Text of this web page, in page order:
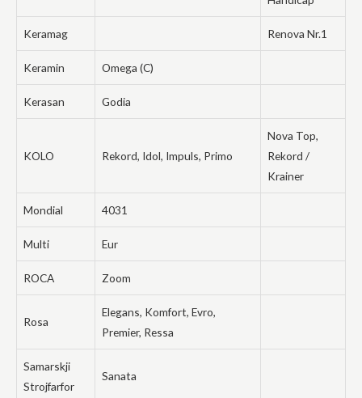
Keramag Renova Nr.1
Keramin Omega (C)
Kerasan Godia
KOLO Rekord, Idol, Impuls, Primo
Nova Top,
Rekord /
Krainer
Mondial 4031
Multi Eur
ROCA Zoom
Rosa
Elegans, Komfort, Evro,
Premier, Ressa
Samarskji
Strojfarfor
Sanata